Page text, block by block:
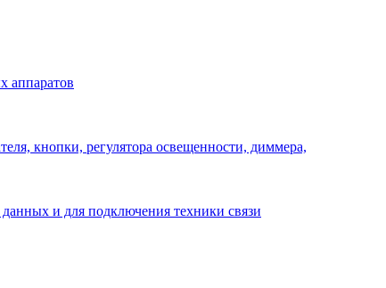
аппаратов
кнопки, регулятора освещенности, диммера,
и для подключения техники связи